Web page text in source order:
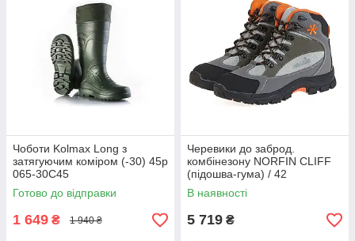
Чоботи Kolmax Long з
затягуючим коміром (-30) 45р
065-30С45
Готово до відправки
1 649 ₴ 1 940 ₴
Черевики до заброд.
комбінезону NORFIN CLIFF
(підошва-гума) / 42
В наявності
5 719 ₴